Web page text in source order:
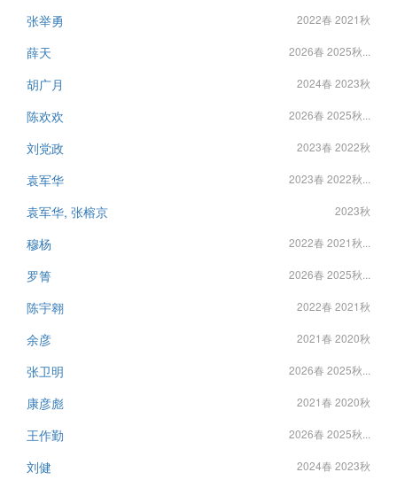
张举勇 2022春 2021秋
薛天 2026春 2025秋...
胡广月 2024春 2023秋
陈欢欢 2026春 2025秋...
刘党政 2023春 2022秋
袁军华 2023春 2022秋...
袁军华, 张榕京 2023秋
穆杨 2022春 2021秋...
罗箐 2026春 2025秋...
陈宇翱 2022春 2021秋
余彦 2021春 2020秋
张卫明 2026春 2025秋...
康彦彪 2021春 2020秋
王作勤 2026春 2025秋...
刘健 2024春 2023秋